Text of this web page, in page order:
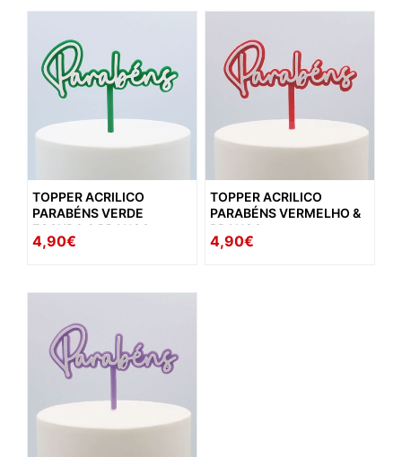
TOPPER ACRILICO
PARABÉNS VERDE
ESCURO & BRANCO
4,90€
TOPPER ACRILICO
PARABÉNS VERMELHO &
BRANCO
4,90€